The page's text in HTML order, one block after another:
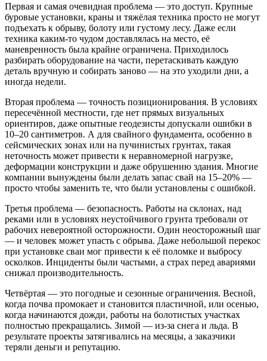
Первая и самая очевидная проблема — это доступ. Крупные
буровые установки, краны и тяжёлая техника просто не могут
подъехать к обрыву, болоту или густому лесу. Даже если
техника каким-то чудом доставлялась на место, её
маневренность была крайне ограничена. Приходилось
разбирать оборудование на части, перетаскивать каждую
деталь вручную и собирать заново — на это уходили дни, а
иногда недели.
Вторая проблема — точность позиционирования. В условиях
пересечённой местности, где нет прямых визуальных
ориентиров, даже опытные геодезисты допускали ошибки в
10–20 сантиметров. А для свайного фундамента, особенно в
сейсмических зонах или на пучинистых грунтах, такая
неточность может привести к неравномерной нагрузке,
деформации конструкции и даже обрушению здания. Многие
компании вынуждены были делать запас свай на 15–20% —
просто чтобы заменить те, что были установлены с ошибкой.
Третья проблема — безопасность. Работы на склонах, над
реками или в условиях неустойчивого грунта требовали от
рабочих невероятной осторожности. Один неосторожный шаг
— и человек может упасть с обрыва. Даже небольшой перекос
при установке сваи мог привести к её поломке и выбросу
осколков. Инциденты были частыми, а страх перед авариями
снижал производительность.
Четвёртая — это погодные и сезонные ограничения. Весной,
когда почва промокает и становится пластичной, или осенью,
когда начинаются дожди, работы на болотистых участках
полностью прекращались. Зимой — из-за снега и льда. В
результате проекты затягивались на месяцы, а заказчики
теряли деньги и репутацию.